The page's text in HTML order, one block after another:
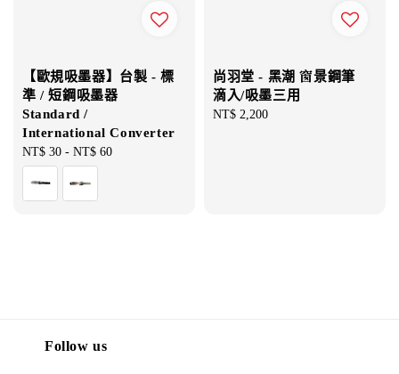
【歐規吸墨器】台製 - 標
準 / 短鋼吸墨器
Standard /
International Converter
Regular
price
NT$ 30 - NT$ 60
尚羽堂 - 黑潮 窗景鋼筆
滴入/吸墨三用
Regular
NT$ 2,200
Follow us